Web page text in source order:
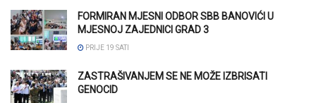
FORMIRAN MJESNI ODBOR SBB BANOVIĆI U
MJESNOJ ZAJEDNICI GRAD 3
PRIJE 19 SATI
ZASTRAŠIVANJEM SE NE MOŽE IZBRISATI
GENOCID